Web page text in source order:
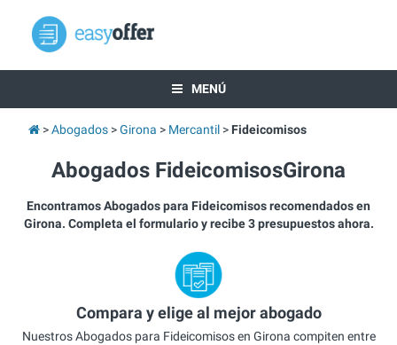
MENÚ
Abogados Girona Mercantil Fideicomisos
Abogados FideicomisosGirona
Encontramos Abogados para Fideicomisos recomendados en
Girona. Completa el formulario y recibe 3 presupuestos ahora.
Compara y elige al mejor abogado
Nuestros Abogados para Fideicomisos en Girona compiten entre